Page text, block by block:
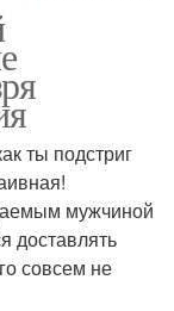
ты подстриг
мужчиной
доставлять
совсем не